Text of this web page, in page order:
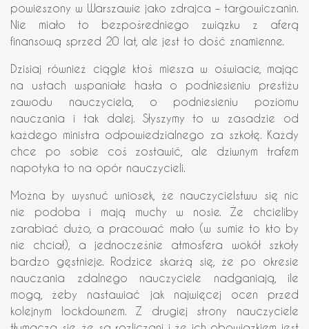
powieszony w Warszawie jako zdrajca – targowiczanin.
Nie miało to bezpośredniego związku z aferą
finansową sprzed 20 lat, ale jest to dość znamienne.
Dzisiaj również ciągle ktoś miesza w oświacie, mając
na ustach wspaniałe hasła o podniesieniu prestiżu
zawodu nauczyciela, o podniesieniu poziomu
nauczania i tak dalej. Słyszymy to w zasadzie od
każdego ministra odpowiedzialnego za szkołę. Każdy
chce po sobie coś zostawić, ale dziwnym trafem
napotyka to na opór nauczycieli.
Można by wysnuć wniosek, że nauczycielstwu się nic
nie podoba i mają muchy w nosie. Że chcieliby
zarabiać dużo, a pracować mało (w sumie to kto by
nie chciał), a jednocześnie atmosfera wokół szkoły
bardzo gęstnieje. Rodzice skarżą się, że po okresie
nauczania zdalnego nauczyciele nadganiają, ile
mogą, żeby nastawiać jak najwięcej ocen przed
kolejnym lockdownem. Z drugiej strony nauczyciele